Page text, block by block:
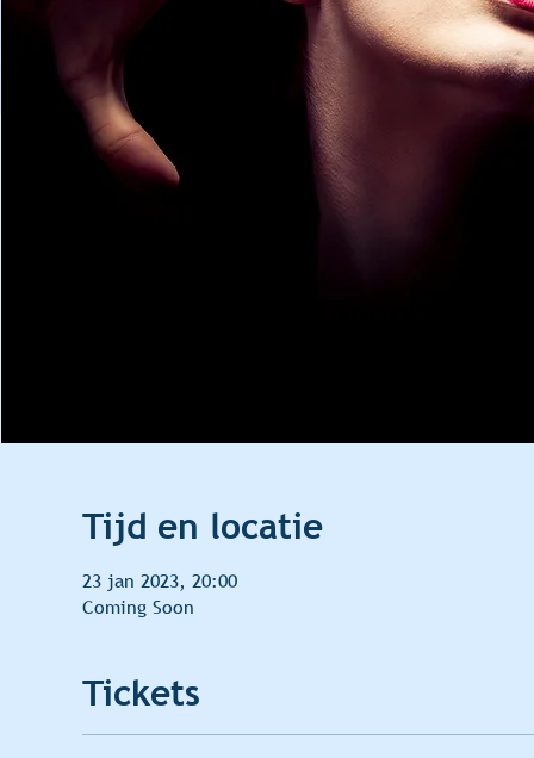
Tijd en locatie
23 jan 2023, 20:00
Coming Soon
Tickets